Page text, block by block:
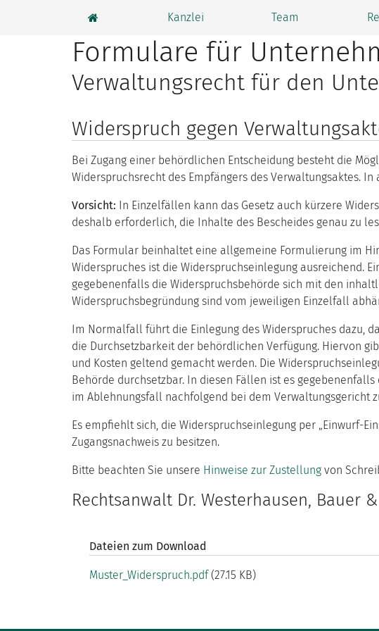
Kanzlei Team
Formulare für
Verwaltungsrecht für den
Widerspruch gegen
Bei Zugang einer behördlichen Entscheidung besteht die
Widerspruchsrecht des Empfängers des Verwaltungsaktes.
Vorsicht: In Einzelfällen kann das Gesetz auch kürzere
deshalb erforderlich, die Inhalte des Bescheides genau zu
Das Formular beinhaltet eine allgemeine Formulierung im
Widerspruches ist die Widerspruchseinlegung ausreichend.
gegebenenfalls die Widerspruchsbehörde sich mit den
Widerspruchsbegründung sind vom jeweiligen Einzelfall
Im Normalfall führt die Einlegung des Widerspruches dazu,
die Durchsetzbarkeit der behördlichen Verfügung. Hiervon
und Kosten geltend gemacht werden. Die
Behörde durchsetzbar. In diesen Fällen ist es
im Ablehnungsfall nachfolgend bei dem Verwaltungsgericht
Es empfiehlt sich, die Widerspruchseinlegung per „Einwurf-
Zugangsnachweis zu besitzen.
Bitte beachten Sie unsere Hinweise zur Zustellung von
Rechtsanwalt Dr. Westerhausen, Bauer
Dateien zum Download
Muster_Widerspruch.pdf(27.15 KB)